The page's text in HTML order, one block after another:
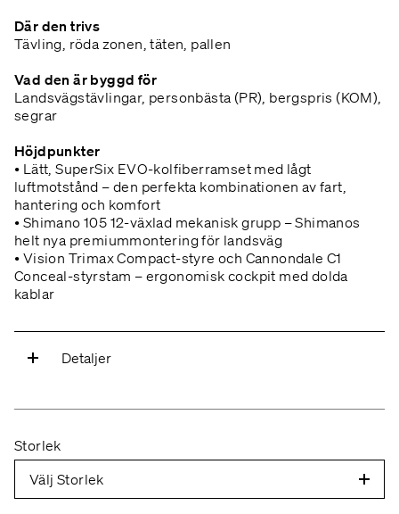
Där den trivs
Tävling, röda zonen, täten, pallen
Vad den är byggd för
Landsvägstävlingar, personbästa (PR), bergspris (KOM),
segrar
Höjdpunkter
• Lätt, SuperSix EVO-kolfiberramset med lågt
luftmotstånd – den perfekta kombinationen av fart,
hantering och komfort
• Shimano 105 12-växlad mekanisk grupp – Shimanos
helt nya premiummontering för landsväg
• Vision Trimax Compact-styre och Cannondale C1
Conceal-styrstam – ergonomisk cockpit med dolda
kablar
Detaljer
SuperSix EVO 4
Storlek
Välj Storlek